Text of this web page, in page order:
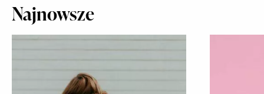
Najnowsze